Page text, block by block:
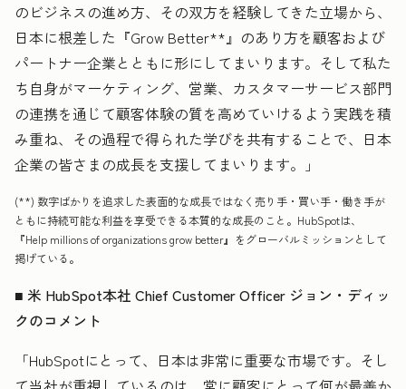
のビジネスの進め方、その双方を経験してきた立場から、
日本に根差した『Grow Better**』のあり方を顧客および
パートナー企業とともに形にしてまいります。そして私た
ち自身がマーケティング、営業、カスタマーサービス部門
の連携を通じて顧客体験の質を高めていけるよう実践を積
み重ね、その過程で得られた学びを共有することで、日本
企業の皆さまの成長を支援してまいります。」
(**) 数字ばかりを追求した表面的な成長ではなく売り手・買い手・働き手が
ともに持続可能な利益を享受できる本質的な成長のこと。HubSpotは、
『Help millions of organizations grow better』をグローバルミッションとして
掲げている。
■ 米 HubSpot本社 Chief Customer Officer ジョン・ディッ
クのコメント
「HubSpotにとって、日本は非常に重要な市場です。そし